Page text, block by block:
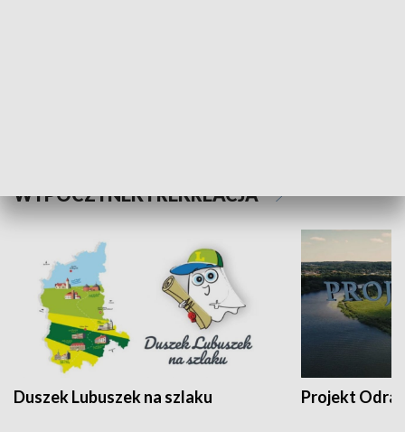
WYPOCZYNEK I REKREACJA
Duszek Lubuszek na szlaku Projekt Odra